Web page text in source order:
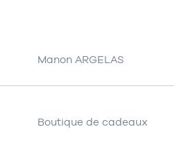
Manon ARGELAS
Boutique de cadeaux